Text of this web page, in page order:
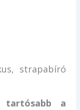
strapabíró
a